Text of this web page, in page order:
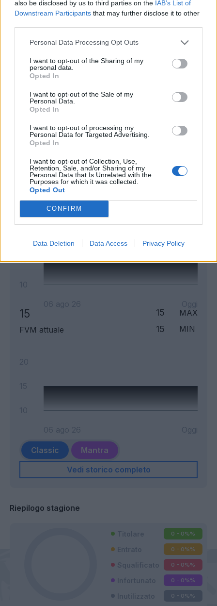
also be disclosed by us to third parties on the IAB’s List of
Downstream Participants that may further disclose it to other
Personal Data Processing Opt Outs
I want to opt-out of the Sharing of my
personal data.
Opted In
I want to opt-out of the Sale of my
Personal Data.
Opted In
I want to opt-out of processing my
Personal Data for Targeted Advertising.
Opted In
I want to opt-out of Collection, Use,
Retention, Sale, and/or Sharing of my
Personal Data that Is Unrelated with the
Purposes for which it was collected.
Opted Out
CONFIRM
Data Deletion Data Access Privacy Policy
Classic
Andamento FantaValore di Mercato
15
FVM attuale 15 MIN
15
15
FVM attuale
15 MAX
15 MIN
Classic
Mantra
Vedi storico completo
Riepilogo stagione
0 - 0%%
0 - 0%%
0 - 0%%
0 - 0%%
0 - 0%%